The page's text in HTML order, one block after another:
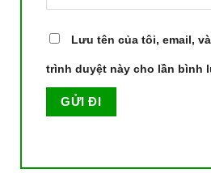
Lưu tên của tôi, email,
trình duyệt này cho lần bình